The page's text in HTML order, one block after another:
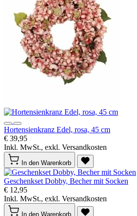
Hortensienkranz Edel, rosa, 45 cm
€ 39,95
Inkl. MwSt., exkl. Versandkosten
In den Warenkorb
Geschenkset Dobby, Becher mit Socken
€ 12,95
Inkl. MwSt., exkl. Versandkosten
In den Warenkorb